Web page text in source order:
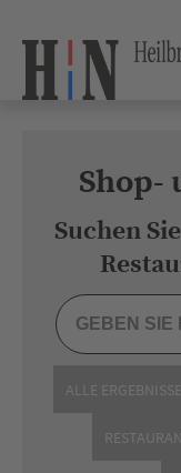
Shop-
Suchen
ALLE ERGEBNISSE